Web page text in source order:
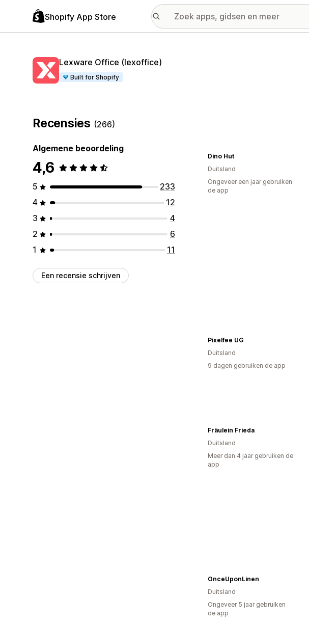
Shopify App Store
Lexware Office (lexoffice)
Built for Shopify
Recensies (266)
Algemene beoordeling
4,6
5
233
4
12
3
4
2
6
1
11
Een recensie schrijven
Dino Hut
Duitsland
Ongeveer een jaar gebruiken
de app
Pixelfee UG
Duitsland
9 dagen gebruiken de app
Fräulein Frieda
Duitsland
Meer dan 4 jaar gebruiken de
app
OnceUponLinen
Duitsland
Ongeveer 5 jaar gebruiken
de app